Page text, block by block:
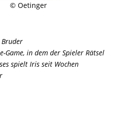
© Oetinger
in dem der Spieler Rätsel
spielt Iris seit Wochen